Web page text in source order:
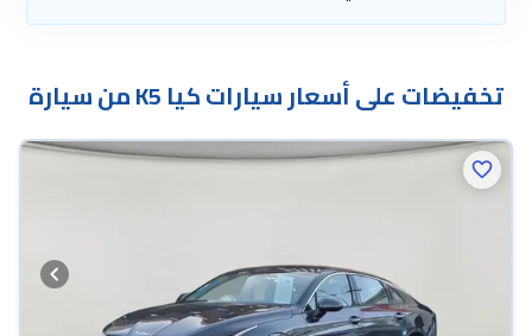
تخفيضات على أسعار سيارات كيا K5 من سيارة